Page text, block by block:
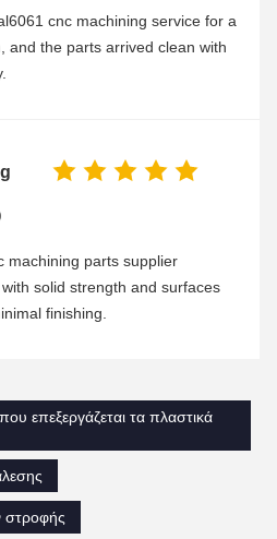
cnc machining service for a
and the parts arrived clean with
machining parts supplier
solid strength and surfaces
finishing.
επεξεργάζεται τα πλαστικά
στροφής